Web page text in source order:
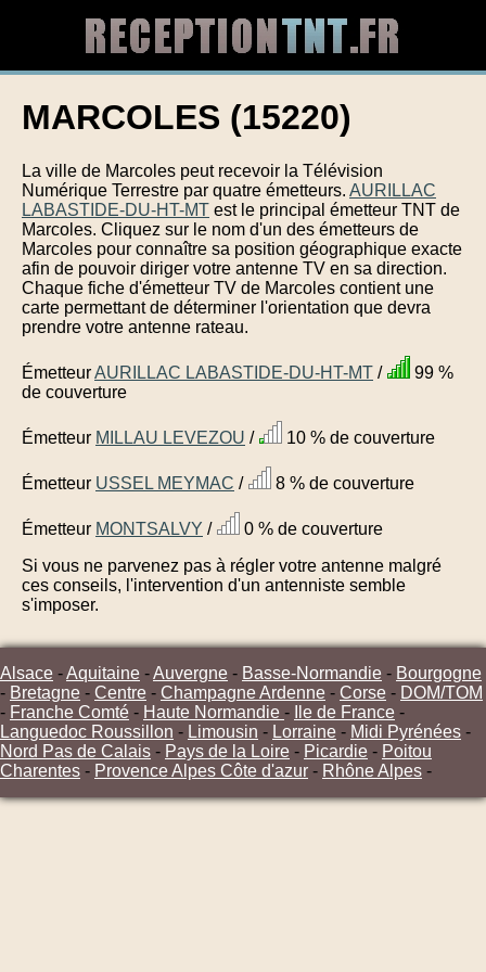
MARCOLES (15220)
La ville de Marcoles peut recevoir la Télévision
Numérique Terrestre par quatre émetteurs. AURILLAC
LABASTIDE-DU-HT-MT est le principal émetteur TNT de
Marcoles. Cliquez sur le nom d'un des émetteurs de
Marcoles pour connaître sa position géographique exacte
afin de pouvoir diriger votre antenne TV en sa direction.
Chaque fiche d'émetteur TV de Marcoles contient une
carte permettant de déterminer l'orientation que devra
prendre votre antenne rateau.
ÉmetteurAURILLAC LABASTIDE-DU-HT-MT /
99 %
de couverture
Émetteur MILLAU LEVEZOU / 10 % de couverture
Émetteur USSEL MEYMAC / 8 % de couverture
Émetteur MONTSALVY /
0 % de couverture
Si vous ne parvenez pas à régler votre antenne malgré
ces conseils, l'intervention d'un antenniste semble
s'imposer.
Alsace -Aquitaine -Auvergne - Basse-Normandie - Bourgogne
- Bretagne - Centre - Champagne Ardenne - Corse - DOM/TOM
- Franche Comté - Haute Normandie - Ile de France -
Languedoc Roussillon - Limousin - Lorraine - Midi Pyrénées -
Nord Pas de Calais - Pays de la Loire - Picardie - Poitou
Charentes - Provence Alpes Côte d'azur - Rhône Alpes -